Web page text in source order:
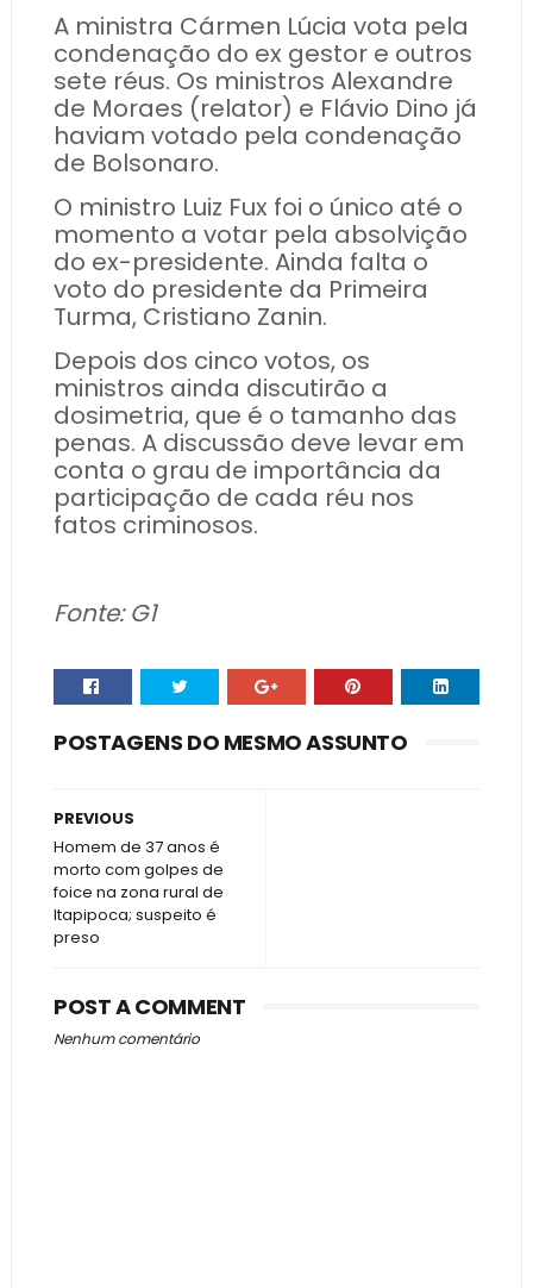
A ministra Cármen Lúcia vota pela
condenação do ex gestor e outros
sete réus. Os ministros Alexandre
de Moraes (relator) e Flávio Dino já
haviam votado pela condenação
de Bolsonaro.
O ministro Luiz Fux foi o único até o
momento a votar pela absolvição
do ex-presidente. Ainda falta o
voto do presidente da Primeira
Turma, Cristiano Zanin.
Depois dos cinco votos, os
ministros ainda discutirão a
dosimetria, que é o tamanho das
penas. A discussão deve levar em
conta o grau de importância da
participação de cada réu nos
fatos criminosos.
Fonte: G1
POSTAGENS DO MESMO ASSUNTO
PREVIOUS
Homem de 37 anos é
morto com golpes de
foice na zona rural de
Itapipoca; suspeito é
preso
POST A COMMENT
Nenhum comentário